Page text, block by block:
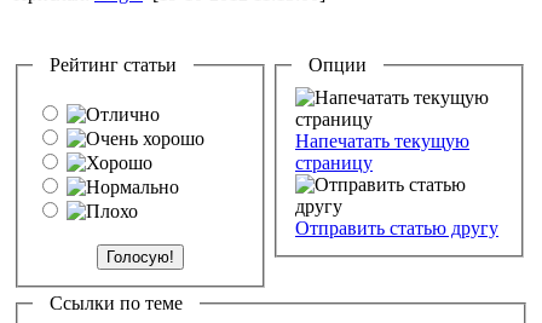
Рейтинг статьи Опции
Напечатать текущую
страницу
Отправить статью другу
Ссылки по теме